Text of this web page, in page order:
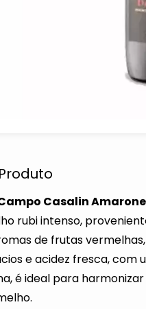
Casalin
rubi intenso,
de frutas
e acidez fresca, com
é ideal para